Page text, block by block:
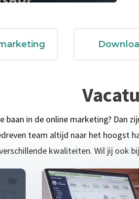
baan in de online marketing? Dan
team altijd naar het hoogst
kwaliteiten. Wil jij ook